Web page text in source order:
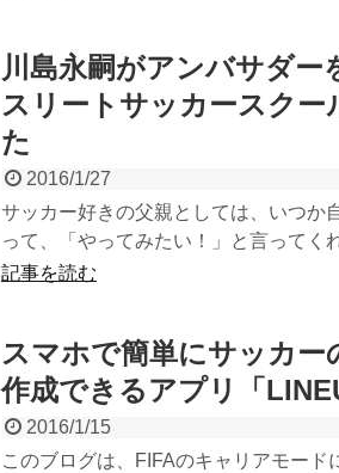
川島永嗣がアンバサダー
スリートサッカースクー
た
2016/1/27
サッカー好きの父親としては、いつか
って、「やってみたい！」と言ってく
記事を読む
スマホで簡単にサッカ
作成できるアプリ「
2016/1/15
このブログは、FIFAのキャリアモード